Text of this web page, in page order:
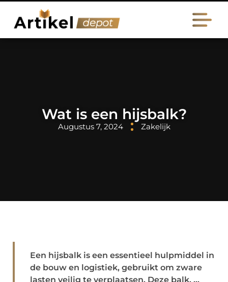
Wat is een hijsbalk?
Augustus 7, 2024 Zakelijk
Een hijsbalk is een essentieel hulpmiddel in
de bouw en logistiek, gebruikt om zware
lasten veilig te verplaatsen. Deze balk, ...